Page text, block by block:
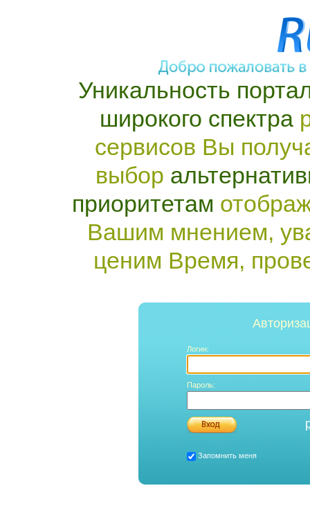
Уникальность
широкого спектра
сервисов Вы
выбор
приоритетам
Вашим мнением,
ценим Время,
Логин:
Пароль:
Запомнить меня